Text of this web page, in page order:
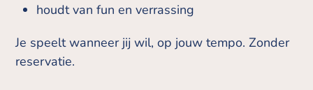
houdt van fun en verrassing
Je speelt wanneer jij wil, op jouw tempo. Zonder
reservatie.